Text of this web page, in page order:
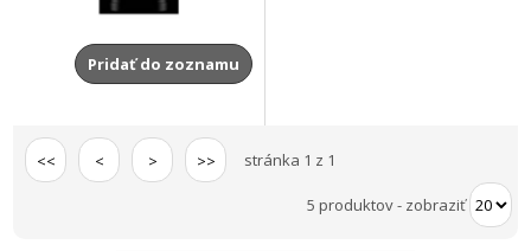
Pridať do zoznamu
<< < > >> stránka 1 z 1
5 produktov- zobraziť